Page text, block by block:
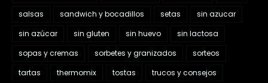
salsas
sandwich y bocadillos setas
sin azucar
sin azúcar
sin gluten sin huevo
sin lactosa
sopas y cremas
sorbetes y granizados
sorteos
tartas
thermomix tostas
trucos y consejos